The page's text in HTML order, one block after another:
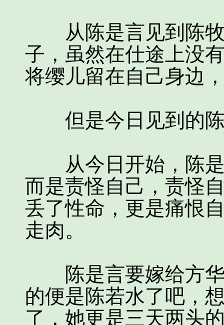
从陈是言见到陈牧
子，虽然在仕途上没
将缨儿留在自己身边
但是今日见到的陈
从今日开始，陈是
而是责怪自己，责怪
丢了性命，更是痛恨
走肉。
陈是言要嫁给方华
的便是陈若水了吧，
了，她更是三天两头